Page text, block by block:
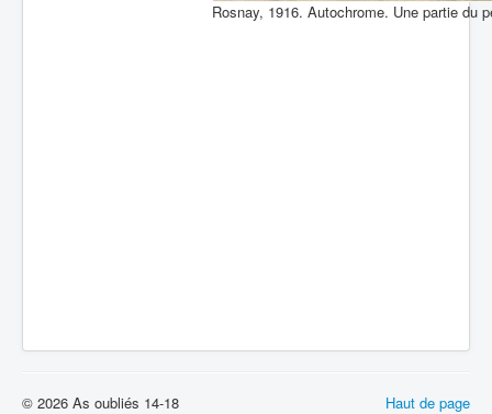
Rosnay, 1916. Autochrome. Une partie du
Haut de page
© 2026 As oubliés 14-18